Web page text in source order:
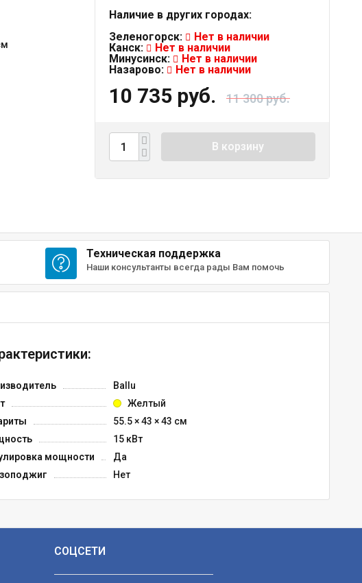
Наличие в других городах:
Зеленогорск:
Нет в наличии
Канск:
Нет в наличии
Минусинск:
Нет в наличии
Назарово:
Нет в наличии
10 735 руб. 11 300 руб.
В корзину
Техническая поддержка
Наши консультанты всегда рады Вам помочь
Ballu
Желтый
55.5 × 43 × 43 см
15 кВт
мощности
Да
Нет
СОЦСЕТИ